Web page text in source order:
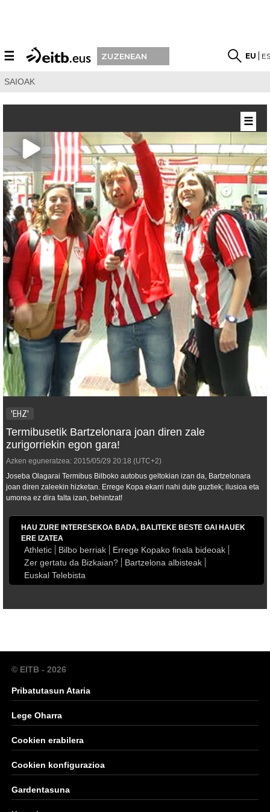
☰ ZUZENEAN EU
SAIOAK
'EHZ'
Termibusetik Bartzelonara joan diren zale
zurigorriekin egon gara!
Azken eguneratzea: 2015/05/29 20:18 (UTC+2)
Joseba Olagarai Termibus Bilboko autobus geltokian izan da, Bartzelonara
joan diren zaleekin hizketan. Errege Kopa ekarri nahi dute guztiek; ilusioa eta
umorea ez dira falta izan, behintzat!
HAU ZURE INTERESEKOA BADA, BALITEKE BESTE GAI HAUEK
ERE IZATEA
Athletic Bilbo berriak
Errege Kopako finala bideoak
Zer gertatu da Bizkaian?
Bartzelona albisteak
Euskal Telebista
☰
© EITB - 2026
Pribatutasun Ataria
Lege Oharra
Cookien erabilera
Cookien konfigurazioa
Gardentasuna